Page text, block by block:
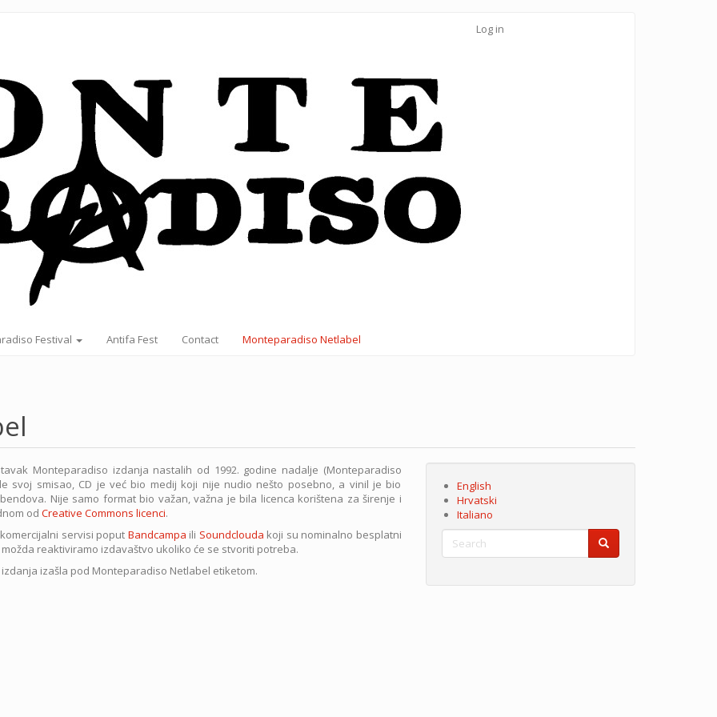
Log in
Festival Antifa Fest Contact Monteparadiso Netlabel
Monteparadiso izdanja nastalih od 1992. godine nadalje (Monteparadiso
svoj smisao, CD je već bio medij koji nije nudio nešto posebno, a vinil je bio
Nije samo format bio važan, važna je bila licenca korištena za širenje i
od Creative Commons licenci.
servisi poput Bandcampa ili Soundclouda koji su nominalno besplatni
reaktiviramo izdavaštvo ukoliko će se stvoriti potreba.
izašla pod Monteparadiso Netlabel etiketom.
English
Hrvatski
Italiano
Search
Search Search